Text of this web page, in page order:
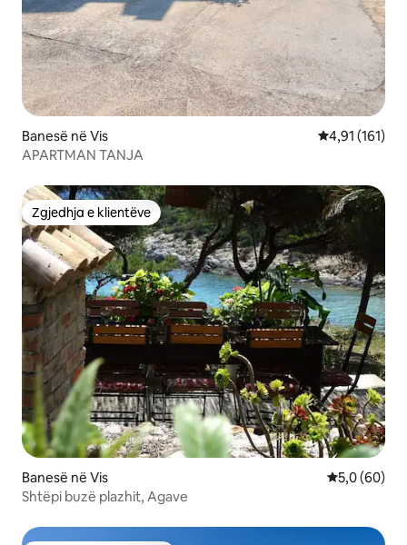
Banesë në Vis Vlerësimi
4,91 (161)
APARTMAN TANJA
Zgjedhja e klientëve
Zgjedhja e klientëve
Banesë në Vis Vlerësimi
5,0 (60)
Shtëpi buzë plazhit, Agave